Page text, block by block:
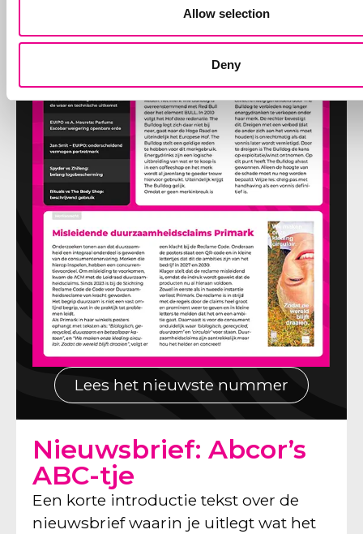
Allow selection
Deny
Lees het nieuwste nummer
Nieuwsbrief: Abcor’s
ABC-tje
Een korte introductie tekst over de
nieuwsbrief waarin je uitlegt wat het